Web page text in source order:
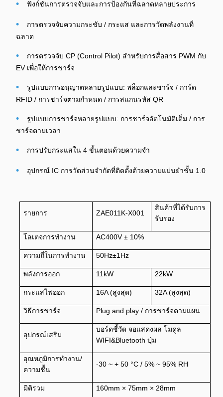
• ฟังก์ชันการตรวจจับและการป้องกันที่ฉลาดหลายประการ
•
การตรวจจับความกระชับ / กระแส และการวัดพลังงานที่
ฉลาด
•
การตรวจจับ CP (Control Pilot) สําหรับการสื่อสาร PWM กับ
EV เพื่อให้การชาร์จ
•
รูปแบบการอนุญาตหลายรูปแบบ: พล็อกและชาร์จ / การ์ด
RFID / การชาร์จตามกําหนด / การสแกนรหัส QR
•
รูปแบบการชาร์จหลายรูปแบบ: การชาร์จอัตโนมัติเต็ม / การ
ชาร์จตามเวลา
• การปรับกระแสใน 4 ขั้นตอนด้วยความจํา
• อุปกรณ์ IC การวัดส่วนจํากัดที่ติดตั้งด้วยความแม่นยําชั้น 1.0
รายการ ZAE011K-X001
สินค้าที่ได้รับการ
รับรอง
โลเตจการทํางาน AC400V ± 10%
ความถี่ในการทํางาน 50Hz±1Hz
พลังการออก 11kW 22kW
กระแสไฟออก 16A (สูงสุด) 32A (สูงสุด)
วิธีการชาร์จ Plug and play / การชาร์จตามแผน
อุปกรณ์เสริม
บอร์ดชี้วัด จอแสดงผล โมดูล
WIFI&Bluetooth ปุ่ม
อุณหภูมิการทํางาน/
ความชื้น
-30 ~ + 50 °C / 5% ~ 95% RH
มิติรวม 160mm × 75mm × 28mm